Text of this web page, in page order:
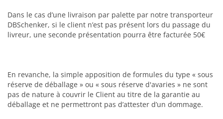
Dans le cas d’une livraison par palette par notre transporteur
DBSchenker, si le client n’est pas présent lors du passage du
livreur, une seconde présentation pourra être facturée 50€
En revanche, la simple apposition de formules du type « sous
réserve de déballage » ou « sous réserve d'avaries » ne sont
pas de nature à couvrir le Client au titre de la garantie au
déballage et ne permettront pas d’attester d’un dommage.